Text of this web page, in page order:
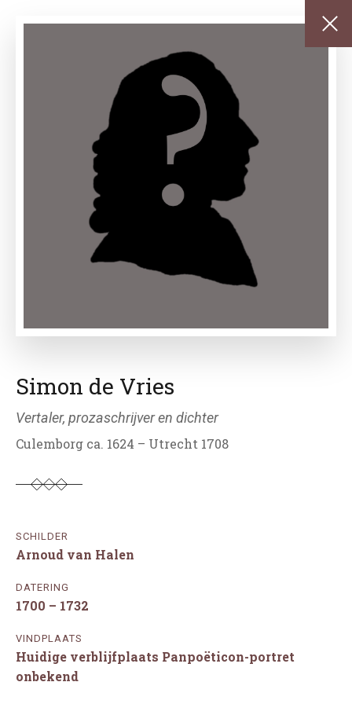
Simon de Vries
Vertaler, prozaschrijver en dichter
Culemborg ca. 1624 – Utrecht 1708
SCHILDER
Arnoud van Halen
DATERING
1700 – 1732
VINDPLAATS
Huidige verblijfplaats Panpoëticon-portret
onbekend